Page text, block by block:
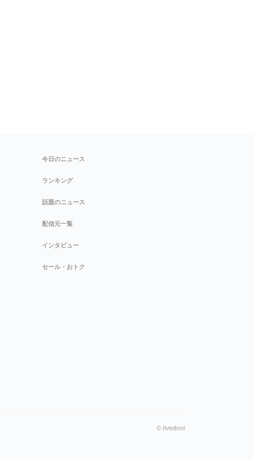
今日のニュース
ランキング
話題のニュース
配信元一覧
インタビュー
セール・おトク
© livedoor